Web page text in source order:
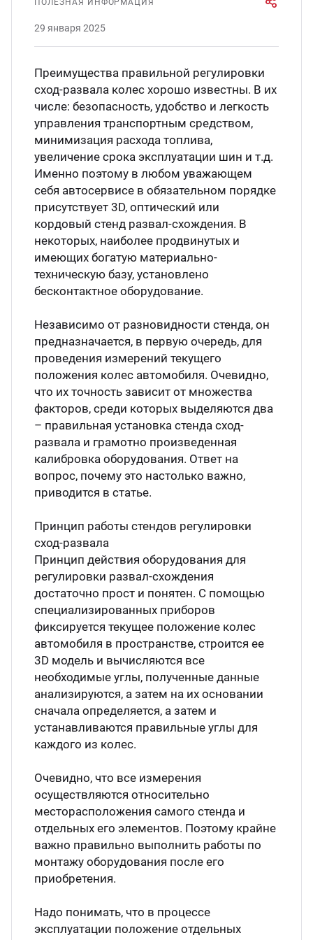
оборудования
и ремонт
Установок для замены масла в
электроники, установленной в
тросов для
по вашим размерам
пневмолинии небольших и
и инструктаж
и оплата
29 января 2025
ПОЛЕЗНАЯ ИНФОРМАЦИЯ
Преимущества правильной регулировки
сход-развала колес хорошо известны. В их
числе: безопасность, удобство и легкость
управления транспортным средством,
минимизация расхода топлива,
увеличение срока эксплуатации шин и т.д.
Именно поэтому в любом уважающем
себя автосервисе в обязательном порядке
присутствует 3D, оптический или
кордовый стенд развал-схождения. В
некоторых, наиболее продвинутых и
имеющих богатую материально-
техническую базу, установлено
бесконтактное оборудование.
Независимо от разновидности стенда, он
предназначается, в первую очередь, для
проведения измерений текущего
положения колес автомобиля. Очевидно,
что их точность зависит от множества
факторов, среди которых выделяются два
– правильная установка стенда сход-
развала и грамотно произведенная
калибровка оборудования. Ответ на
вопрос, почему это настолько важно,
приводится в статье.
Принцип работы стендов регулировки
сход-развала
Принцип действия оборудования для
регулировки развал-схождения
достаточно прост и понятен. С помощью
специализированных приборов
фиксируется текущее положение колес
автомобиля в пространстве, строится ее
3D модель и вычисляются все
необходимые углы, полученные данные
анализируются, а затем на их основании
сначала определяется, а затем и
устанавливаются правильные углы для
каждого из колес.
Очевидно, что все измерения
осуществляются относительно
месторасположения самого стенда и
отдельных его элементов. Поэтому крайне
важно правильно выполнить работы по
монтажу оборудования после его
приобретения.
Надо понимать, что в процессе
эксплуатации положение отдельных